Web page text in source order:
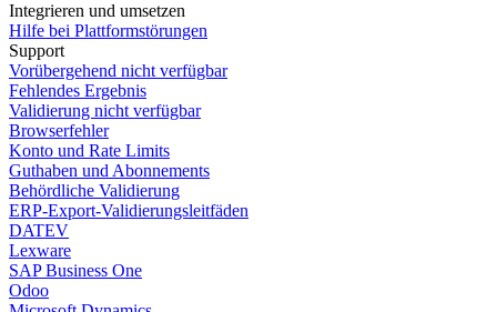
Integrieren und umsetzen
Hilfe bei Plattformstörungen
Support
Vorübergehend nicht verfügbar
Fehlendes Ergebnis
Validierung nicht verfügbar
Browserfehler
Konto und Rate Limits
Guthaben und Abonnements
Behördliche Validierung
ERP-Export-Validierungsleitfäden
DATEV
Lexware
SAP Business One
Odoo